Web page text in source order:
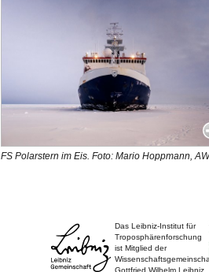
FS Polarstern im Eis. Foto: Mario Hoppmann,
Das Leibniz-Institut für
Troposphärenforschung
ist Mitglied der
Gottfried Wilhelm Leibniz.